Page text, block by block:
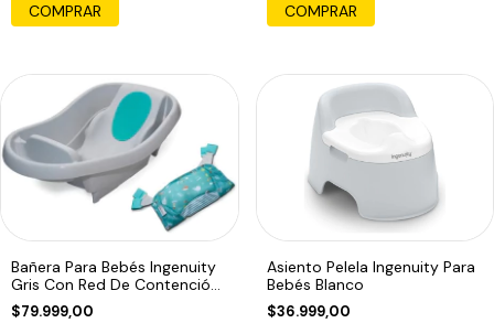
Bañera Para Bebés Ingenuity
Gris Con Red De Contención
Turquesa
$79.999,00
Asiento Pelela Ingenuity Para
Bebés Blanco
$36.999,00